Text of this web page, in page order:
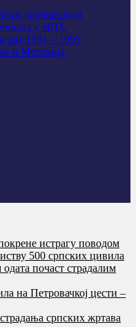
добровољци
у НДХ
рат 1991 – 1995
и Метохија
истрагу поводом
500 српских цивила
почаст страдалим
на Петровачкој цести –
српских жртава